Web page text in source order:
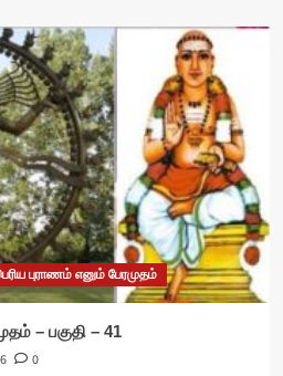
புராணம் எனும் பேரமுதம்
– பகுதி – 41
0